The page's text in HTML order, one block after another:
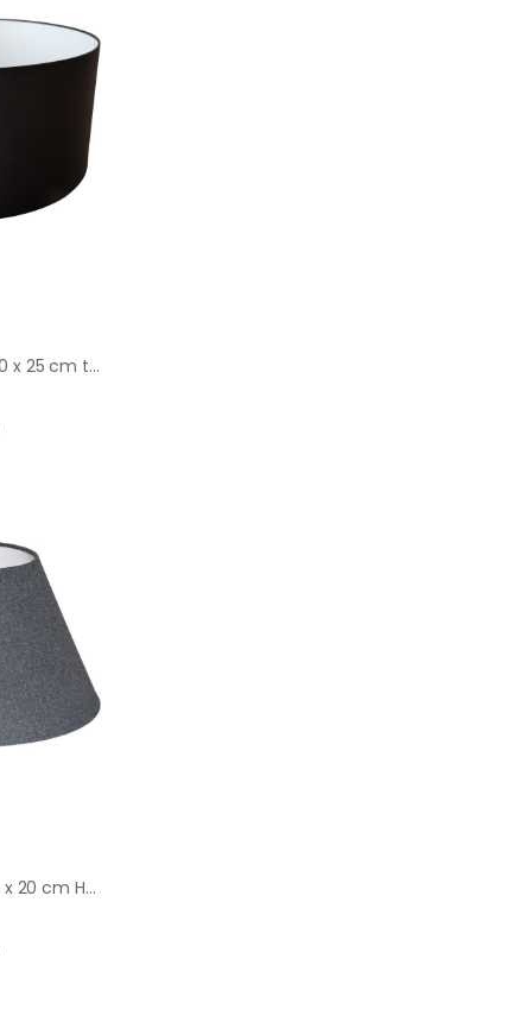
Abażur 9980 walec 50 x 25 cm tkanina czarny E27 TK LIGHTING
Abażur Nela grafit 40 x 20 cm H22 Art Abażur